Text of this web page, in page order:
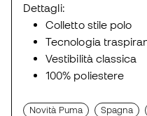
Dettagli:
Colletto stile polo
Tecnologia
Vestibilità classica
100% poliestere
Novità Puma Spagna